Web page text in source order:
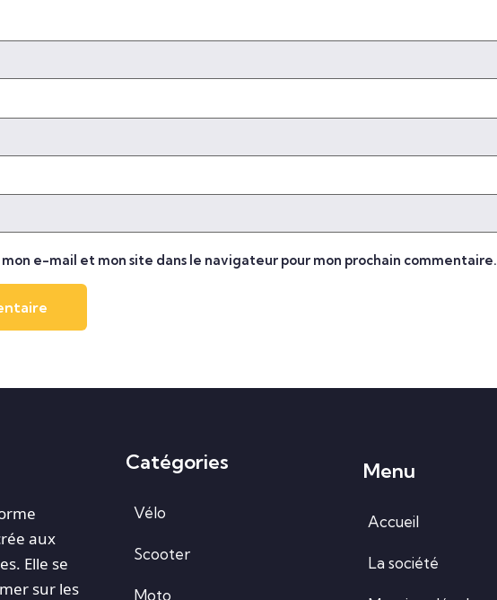
e-mail et mon site dans le navigateur pour mon prochain commentaire.
aux
Elle se
sur les
Catégories
Vélo
Scooter
Moto
Menu
Accueil
La société